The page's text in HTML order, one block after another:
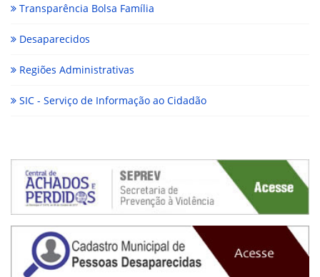
Transparência Bolsa Família
Desaparecidos
Regiões Administrativas
SIC - Serviço de Informação ao Cidadão